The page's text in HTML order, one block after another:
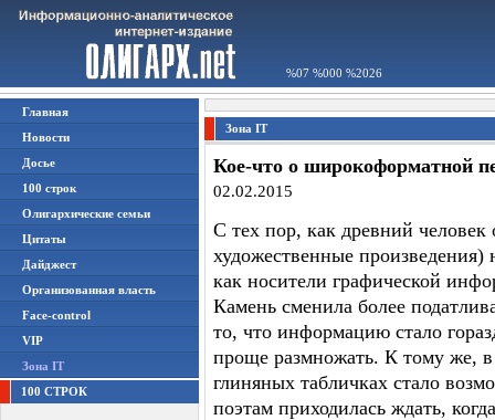
%07 %000 %2026
Главная
Новости
Досье
100 строк
Олигархические семьи
Цитаты
Дайджест
Организованная власть
Face-control
VIP
Зона IT
100 СТРОК
Зона IT
Кое-что о широкоформатной
02.02.2015
С тех пор, как древний
художественные произведения)
как носители графической
Камень сменила более
то, что информацию стало
проще размножать. К тому же,
глиняных табличках стало
поэтам приходилась ждать,